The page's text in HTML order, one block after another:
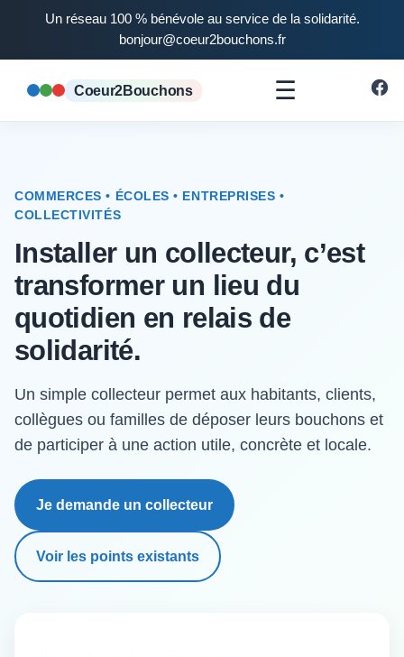
Un réseau 100 % bénévole au service de la solidarité.
bonjour@coeur2bouchons.fr
Coeur2Bouchons ☰
COMMERCES • ÉCOLES • ENTREPRISES •
COLLECTIVITÉS
Installer un collecteur, c’est
transformer un lieu du
quotidien en relais de
solidarité.
Un simple collecteur permet aux habitants, clients,
collègues ou familles de déposer leurs bouchons et
de participer à une action utile, concrète et locale.
Je demande un collecteur
Voir les points existants